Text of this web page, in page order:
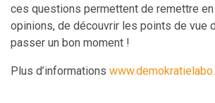
ces questions permettent de remettre
opinions, de découvrir les points de vue
passer un bon moment !
Plus d’informations